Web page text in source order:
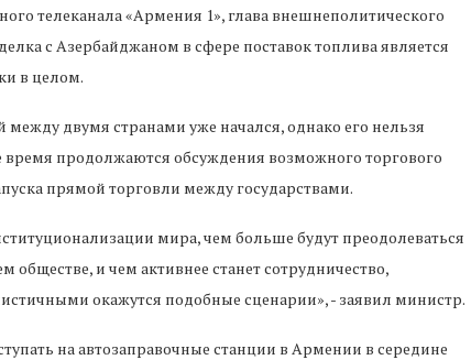
телеканала «Армения 1», глава внешнеполитического
с Азербайджаном в сфере поставок топлива является
в целом.
двумя странами уже начался, однако его нельзя
продолжаются обсуждения возможного торгового
прямой торговли между государствами.
мира, чем больше будут преодолеваться
и чем активнее станет сотрудничество,
окажутся подобные сценарии», - заявил министр.
на автозаправочные станции в Армении в середине